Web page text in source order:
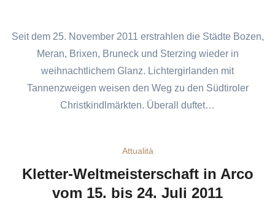
Seit dem 25. November 2011 erstrahlen die Städte Bozen,
Meran, Brixen, Bruneck und Sterzing wieder in
weihnachtlichem Glanz. Lichtergirlanden mit
Tannenzweigen weisen den Weg zu den Südtiroler
Christkindlmärkten. Überall duftet…
Attualità
Kletter-Weltmeisterschaft in Arco
vom 15. bis 24. Juli 2011